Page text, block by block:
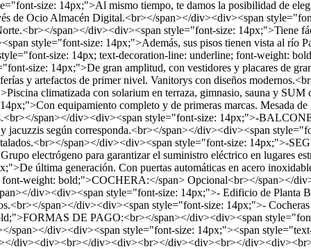
size: 14px;">Al mismo tiempo, te damos la posibilidad de
de Ocio Almacén Digital.<br></span></div><div><span
span></div><div><span style="font-size: 14px;">Tiene
style="font-size: 14px;">Además, sus pisos tienen vista al río
size: 14px; text-decoration-line: underline; font-weight:
size: 14px;">De gran amplitud, con vestidores y placares de
y artefactos de primer nivel. Vanitorys con diseños
climatizada con solarium en terraza, gimnasio, sauna y
equipamiento completo y de primeras marcas. Mesada de
span></div><div><span style="font-size: 14px;">-
jacuzzis según corresponda.<br></span></div><div><span
span></div><div><span style="font-size: 14px;">-
electrógeno para garantizar el suministro eléctrico en
última generación. Con puertas automáticas en acero
weight: bold;">COCHERA:</span> Opcional<br></span></
div><div><span style="font-size: 14px;">- Edificio de Planta
span></div><div><span style="font-size: 14px;">-
DE PAGO:<br></span></div><div><span
span></div><div><span style="font-size: 14px;"><span
div><div><br></div><div><br></div><div><br></